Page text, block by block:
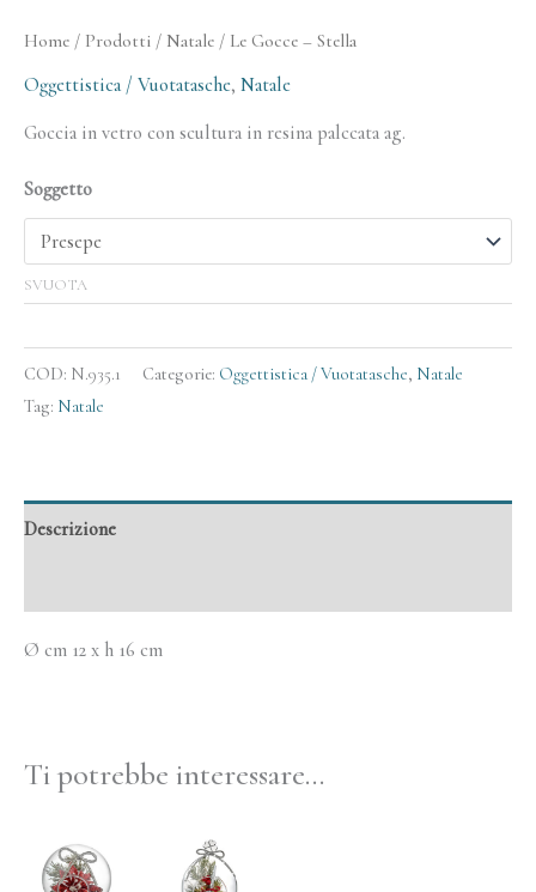
Home / Prodotti / Natale / Le Gocce – Stella
Oggettistica / Vuotatasche, Natale
Goccia in vetro con scultura in resina palccata ag.
Soggetto
SVUOTA
COD: N.935.1 Categorie: Oggettistica / Vuotatasche, Natale
Tag: Natale
Descrizione
Ø cm 12 x h 16 cm
Ti potrebbe interessare…